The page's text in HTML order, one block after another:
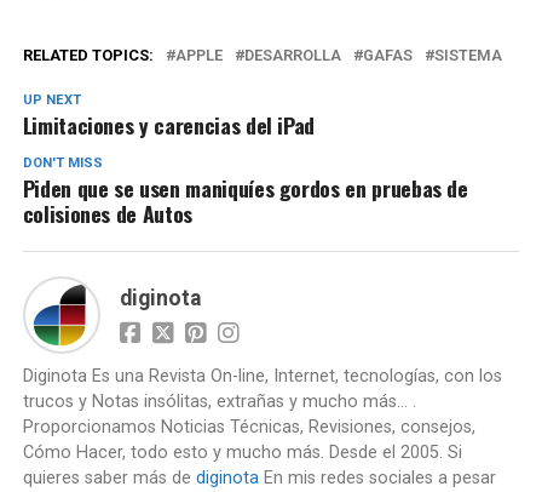
RELATED TOPICS: APPLE DESARROLLA GAFAS SISTEMA
UP NEXT
Limitaciones y carencias del iPad
DON'T MISS
Piden que se usen maniquíes gordos en pruebas de
colisiones de Autos
diginota
Diginota Es una Revista On-line, Internet, tecnologías, con los
trucos y Notas insólitas, extrañas y mucho más... .
Proporcionamos Noticias Técnicas, Revisiones, consejos,
Cómo Hacer, todo esto y mucho más. Desde el 2005. Si
quieres saber más de diginotaEn mis redes sociales a pesar